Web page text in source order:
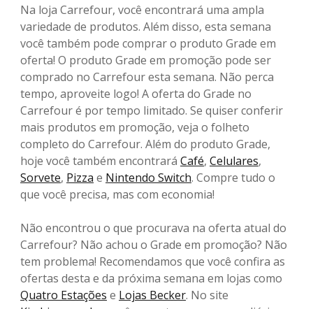
Na loja Carrefour, você encontrará uma ampla
variedade de produtos. Além disso, esta semana
você também pode comprar o produto Grade em
oferta! O produto Grade em promoção pode ser
comprado no Carrefour esta semana. Não perca
tempo, aproveite logo! A oferta do Grade no
Carrefour é por tempo limitado. Se quiser conferir
mais produtos em promoção, veja o folheto
completo do Carrefour. Além do produto Grade,
hoje você também encontrará Café, Celulares,
Sorvete, Pizza e Nintendo Switch. Compre tudo o
que você precisa, mas com economia!
Não encontrou o que procurava na oferta atual do
Carrefour? Não achou o Grade em promoção? Não
tem problema! Recomendamos que você confira as
ofertas desta e da próxima semana em lojas como
Quatro Estações e Lojas Becker. No site